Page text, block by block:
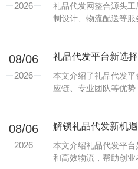
2026
礼品代发网整合源头
制设计、物流配送等
08/06
2026
礼品代发平台新选
本文介绍了礼品代发
应链、专业团队等优
08/06
2026
本文介绍礼品代发平
和高效物流，帮助创